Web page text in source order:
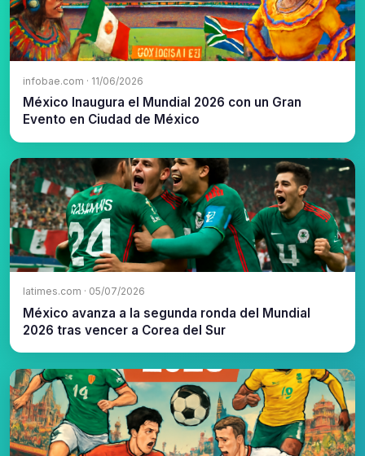
infobae.com · 11/06/2026
México Inaugura el Mundial 2026 con un Gran
Evento en Ciudad de México
latimes.com · 05/07/2026
México avanza a la segunda ronda del Mundial
2026 tras vencer a Corea del Sur